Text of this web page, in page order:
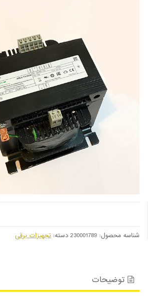
شناسه محصول: 230001789 دسته: تجهیزات برقی
توضیحات